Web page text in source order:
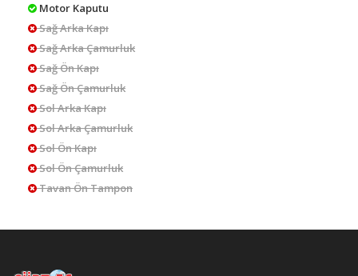
Motor Kaputu
Sağ Arka Kapı
Sağ Arka Çamurluk
Sağ Ön Kapı
Sağ Ön Çamurluk
Sol Arka Kapı
Sol Arka Çamurluk
Sol Ön Kapı
Sol Ön Çamurluk
Tavan Ön Tampon